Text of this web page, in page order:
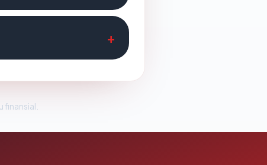
finansial.